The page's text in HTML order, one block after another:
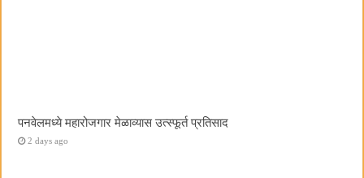
पनवेलमध्ये महारोजगार मेळाव्यास उत्स्फूर्त प्रतिसाद
2 days ago